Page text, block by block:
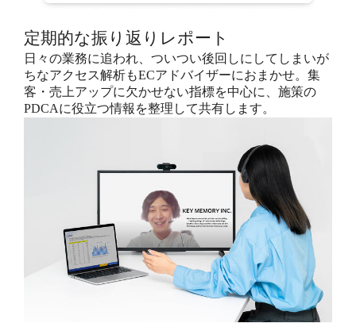
定期的な振り返りレポート
日々の業務に追われ、ついつい後回しにしてしまいが
ちなアクセス解析もECアドバイザーにおまかせ。集
客・売上アップに欠かせない指標を中心に、施策の
PDCAに役立つ情報を整理して共有します。